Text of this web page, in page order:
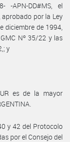
-APN-DD#MS, el
por la Ley
diciembre de 1994,
Nº 35/22 y las
y
es de la mayor
y 42 del Protocolo
por el Consejo del